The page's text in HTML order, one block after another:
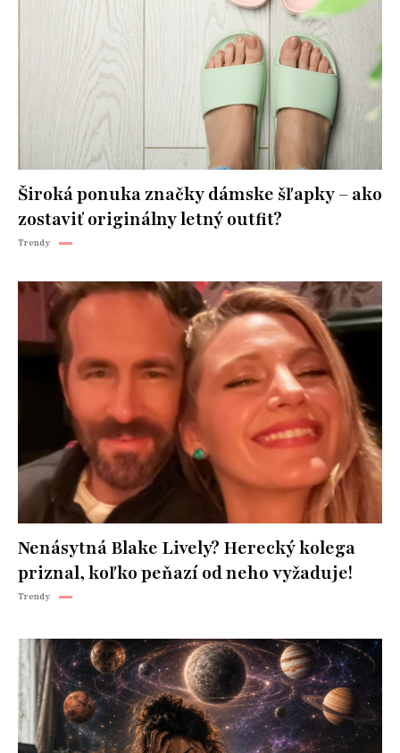
Široká ponuka značky dámske šľapky – ako
zostaviť originálny letný outfit?
Trendy
Nenásytná Blake Lively? Herecký kolega
priznal, koľko peňazí od neho vyžaduje!
Trendy